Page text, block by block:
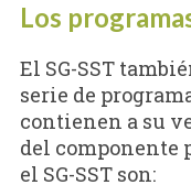
Los
El SG-SST
serie de
contienen a su
del componente
el SG-SST son: